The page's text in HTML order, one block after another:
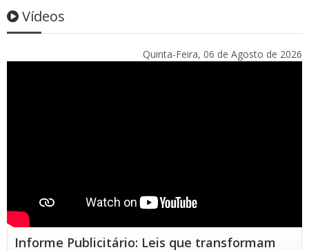
Vídeos
Quinta-Feira, 06 de Agosto de 2026
Informe Publicitário: Leis que transformam